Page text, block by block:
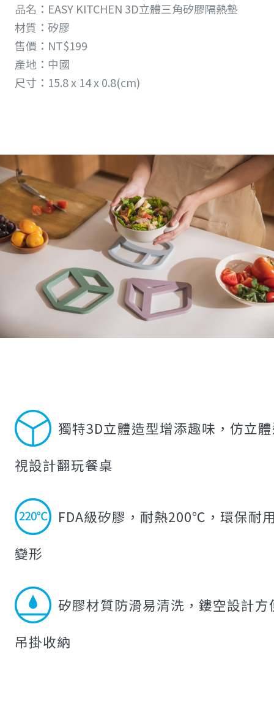
品名：EASY KITCHEN 3D立體三角矽膠隔熱墊
材質：矽膠
售價：NT$199
產地：中國
尺寸：15.8 x 14 x 0.8(cm)
獨特3D立體造型增添趣味，仿立
視設計翻玩餐桌
FDA級矽膠，耐熱200℃，環保耐
變形
矽膠材質防滑易清洗，鏤空設計方
吊掛收納